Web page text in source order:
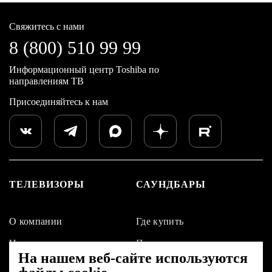
Свяжитесь с нами
8 (800) 510 99 99
Информационный центр Toshiba по
направлениям ТВ
Присоединяйтесь к нам
ТЕЛЕВИЗОРЫ САУНДБАРЫ
О компании
Новости
Контакты
Где купить
Поддержка
На нашем веб-сайте используются